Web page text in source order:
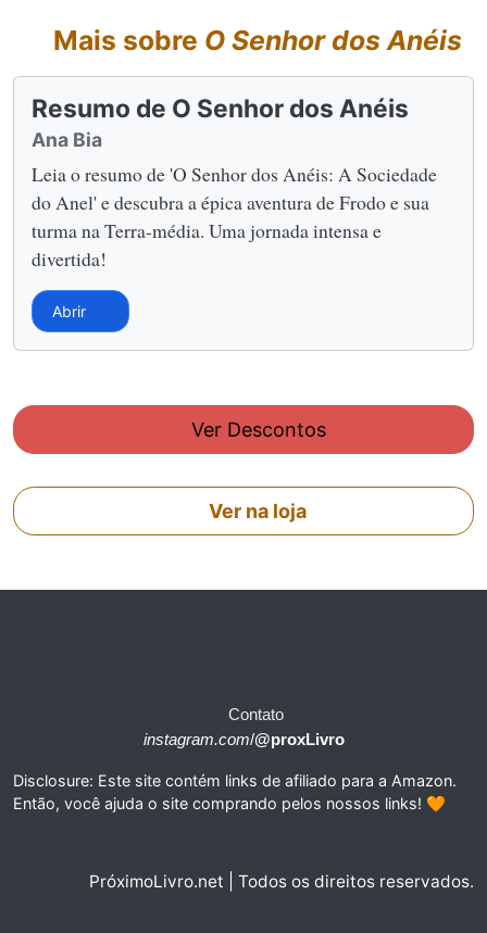
Mais sobre O Senhor dos Anéis
Resumo de O Senhor dos Anéis
Ana Bia
Leia o resumo de 'O Senhor dos Anéis: A Sociedade
do Anel' e descubra a épica aventura de Frodo e sua
turma na Terra-média. Uma jornada intensa e
divertida!
Abrir
Ver Descontos
Ver na loja
Contato
instagram.com/@proxLivro
Disclosure: Este site contém links de afiliado para a Amazon.
Então, você ajuda o site comprando pelos nossos links! 🧡
PróximoLivro.net | Todos os direitos reservados.